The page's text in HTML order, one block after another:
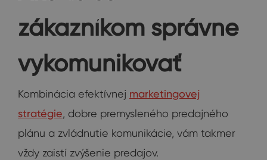
zákazníkom správne
vykomunikovať
Kombinácia efektívnej marketingovej
stratégie, dobre premysleného predajného
plánu a zvládnutie komunikácie, vám takmer
vždy zaistí zvýšenie predajov.